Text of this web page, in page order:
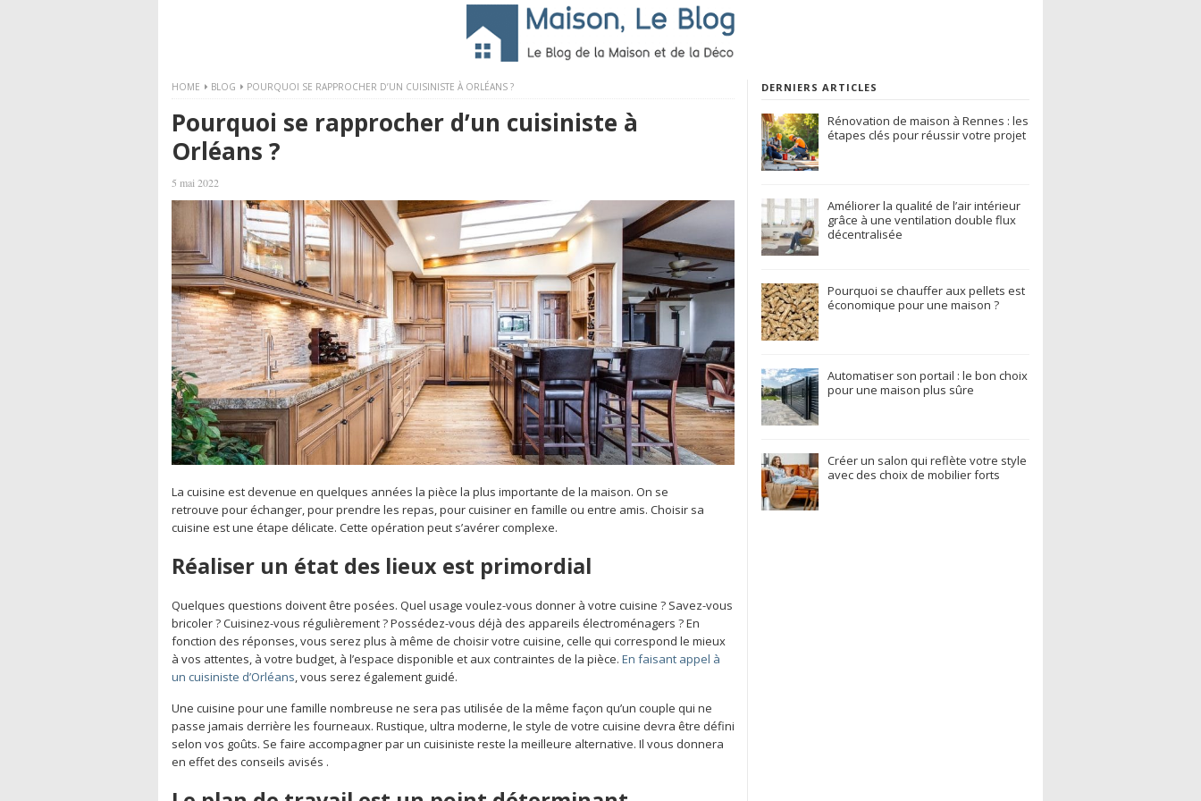
HOME BLOG POURQUOI SE RAPPROCHER D’UN CUISINISTE À ORLÉANS ?
Pourquoi se rapprocher d’un cuisiniste à
Orléans ?
5 mai 2022
La cuisine est devenue en quelques années la pièce la plus importante de la maison. On se
retrouve pour échanger, pour prendre les repas, pour cuisiner en famille ou entre amis. Choisir sa
cuisine est une étape délicate. Cette opération peut s’avérer complexe.
Réaliser un état des lieux est primordial
Quelques questions doivent être posées. Quel usage voulez-vous donner à votre cuisine ? Savez-vous
bricoler ? Cuisinez-vous régulièrement ? Possédez-vous déjà des appareils électroménagers ? En
fonction des réponses, vous serez plus à même de choisir votre cuisine, celle qui correspond le mieux
à vos attentes, à votre budget, à l’espace disponible et aux contraintes de la pièce. En faisant appel à
un cuisiniste d’Orléans , vous serez également guidé.
Une cuisine pour une famille nombreuse ne sera pas utilisée de la même façon qu’un couple qui ne
passe jamais derrière les fourneaux. Rustique, ultra moderne, le style de votre cuisine devra être défini
selon vos goûts. Se faire accompagner par un cuisiniste reste la meilleure alternative. Il vous donnera
en effet des conseils avisés .
DERNIERS ARTICLES
Rénovation de maison à Rennes : les
étapes clés pour réussir votre projet
Améliorer la qualité de l’air intérieur
grâce à une ventilation double flux
décentralisée
Pourquoi se chauffer aux pellets est
économique pour une maison ?
Automatiser son portail : le bon choix
pour une maison plus sûre
Créer un salon qui reflète votre style
avec des choix de mobilier forts